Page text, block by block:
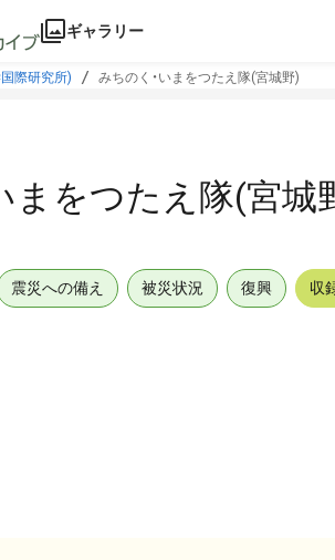
ギャラリー
際研究所) みちのく・いまをつたえ隊(宮城野)
まをつたえ隊(宮城
震災への備え 被災状況 復興 収